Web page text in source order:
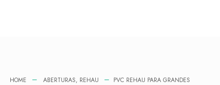
HOME ABERTURAS, REHAU
PVC REHAU PARA GRANDES